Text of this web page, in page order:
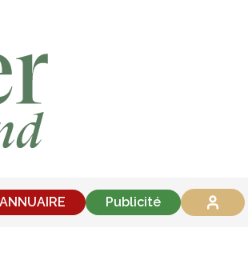
Publicité